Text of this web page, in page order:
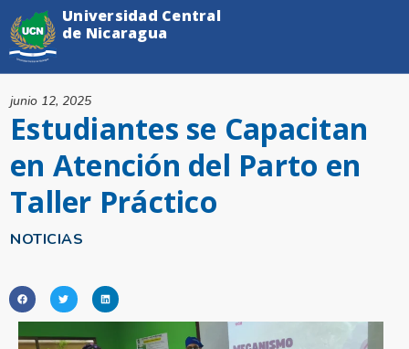
NOTICIAS
Estudiantes se Capacitan
en Atención del Parto en
Taller Práctico
junio 12, 2025
Universidad Central
de Nicaragua